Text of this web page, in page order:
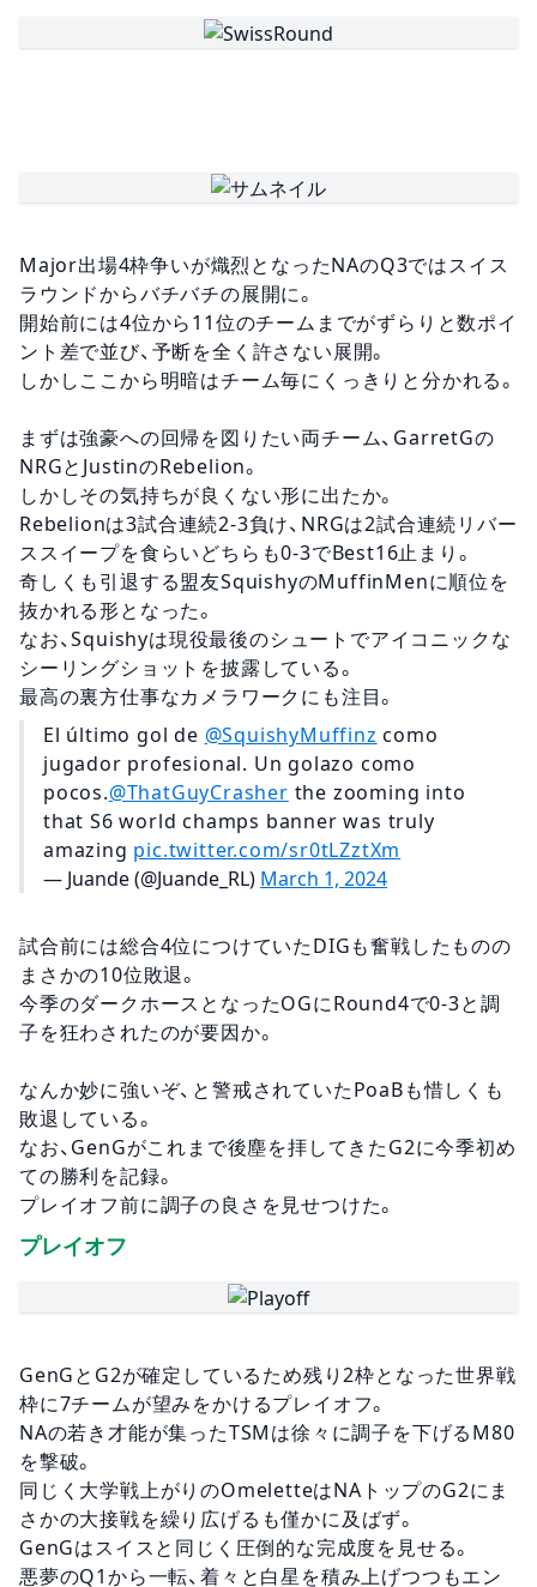
Major出場4枠争いが熾烈となったNAのQ3ではスイス
ラウンドからバチバチの展開に。
開始前には4位から11位のチームまでがずらりと数ポイ
ント差で並び、予断を全く許さない展開。
しかしここから明暗はチーム毎にくっきりと分かれる。
まずは強豪への回帰を図りたい両チーム、GarretGの
NRGとJustinのRebelion。
しかしその気持ちが良くない形に出たか。
Rebelionは3試合連続2-3負け、NRGは2試合連続リバー
ススイープを食らいどちらも0-3でBest16止まり。
奇しくも引退する盟友SquishyのMuffinMenに順位を
抜かれる形となった。
なお、Squishyは現役最後のシュートでアイコニックな
シーリングショットを披露している。
最高の裏方仕事なカメラワークにも注目。
El último gol de @SquishyMuffinz como
jugador profesional. Un golazo como
pocos.@ThatGuyCrasher the zooming into
that S6 world champs banner was truly
amazing pic.twitter.com/sr0tLZztXm
— Juande (@Juande_RL) March 1, 2024
試合前には総合4位につけていたDIGも奮戦したものの
まさかの10位敗退。
今季のダークホースとなったOGにRound4で0-3と調
子を狂わされたのが要因か。
なんか妙に強いぞ、と警戒されていたPoaBも惜しくも
敗退している。
なお、GenGがこれまで後塵を拝してきたG2に今季初め
ての勝利を記録。
プレイオフ前に調子の良さを見せつけた。
プレイオフ
GenGとG2が確定しているため残り2枠となった世界戦
枠に7チームが望みをかけるプレイオフ。
NAの若き才能が集ったTSMは徐々に調子を下げるM80
を撃破。
同じく大学戦上がりのOmeletteはNAトップのG2にま
さかの大接戦を繰り広げるも僅かに及ばず。
GenGはスイスと同じく圧倒的な完成度を見せる。
悪夢のQ1から一転、着々と白星を積み上げつつもエン